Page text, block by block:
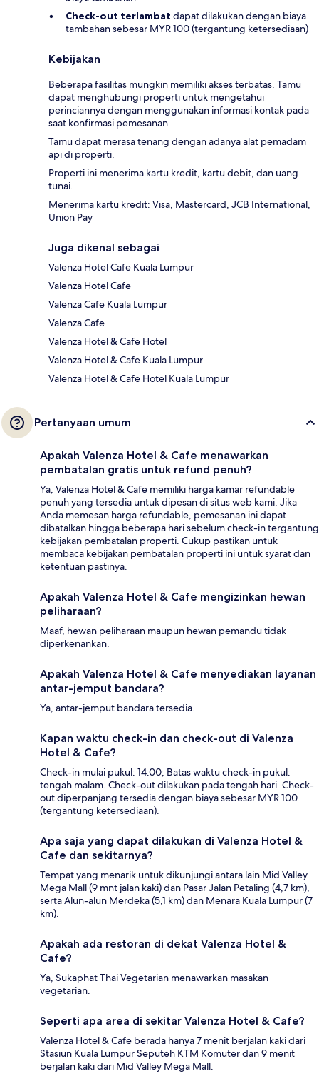
Check-out terlambat dapat dilakukan dengan biaya
tambahan sebesar MYR 100 (tergantung ketersediaan)
Kebijakan
Beberapa fasilitas mungkin memiliki akses terbatas. Tamu
dapat menghubungi properti untuk mengetahui
perinciannya dengan menggunakan informasi kontak pada
saat konfirmasi pemesanan.
Tamu dapat merasa tenang dengan adanya alat pemadam
api di properti.
Properti ini menerima kartu kredit, kartu debit, dan uang
tunai.
Menerima kartu kredit: Visa, Mastercard, JCB International,
Union Pay
Juga dikenal sebagai
Valenza Hotel Cafe Kuala Lumpur
Valenza Hotel Cafe
Valenza Cafe Kuala Lumpur
Valenza Cafe
Valenza Hotel & Cafe Hotel
Valenza Hotel & Cafe Kuala Lumpur
Valenza Hotel & Cafe Hotel Kuala Lumpur
Pertanyaan umum
Apakah Valenza Hotel & Cafe menawarkan
pembatalan gratis untuk refund penuh?
Ya, Valenza Hotel & Cafe memiliki harga kamar refundable
penuh yang tersedia untuk dipesan di situs web kami. Jika
Anda memesan harga refundable, pemesanan ini dapat
dibatalkan hingga beberapa hari sebelum check-in tergantung
kebijakan pembatalan properti. Cukup pastikan untuk
membaca kebijakan pembatalan properti ini untuk syarat dan
ketentuan pastinya.
Apakah Valenza Hotel & Cafe mengizinkan hewan
peliharaan?
Maaf, hewan peliharaan maupun hewan pemandu tidak
diperkenankan.
Apakah Valenza Hotel & Cafe menyediakan layanan
antar-jemput bandara?
Ya, antar-jemput bandara tersedia.
Kapan waktu check-in dan check-out di Valenza
Hotel & Cafe?
Check-in mulai pukul: 14.00; Batas waktu check-in pukul:
tengah malam. Check-out dilakukan pada tengah hari. Check-
out diperpanjang tersedia dengan biaya sebesar MYR 100
(tergantung ketersediaan).
Apa saja yang dapat dilakukan di Valenza Hotel &
Cafe dan sekitarnya?
Tempat yang menarik untuk dikunjungi antara lain Mid Valley
Mega Mall (9 mnt jalan kaki) dan Pasar Jalan Petaling (4,7 km),
serta Alun-alun Merdeka (5,1 km) dan Menara Kuala Lumpur (7
km).
Apakah ada restoran di dekat Valenza Hotel &
Cafe?
Ya, Sukaphat Thai Vegetarian menawarkan masakan
vegetarian.
Seperti apa area di sekitar Valenza Hotel & Cafe?
Valenza Hotel & Cafe berada hanya 7 menit berjalan kaki dari
Stasiun Kuala Lumpur Seputeh KTM Komuter dan 9 menit
berjalan kaki dari Mid Valley Mega Mall.